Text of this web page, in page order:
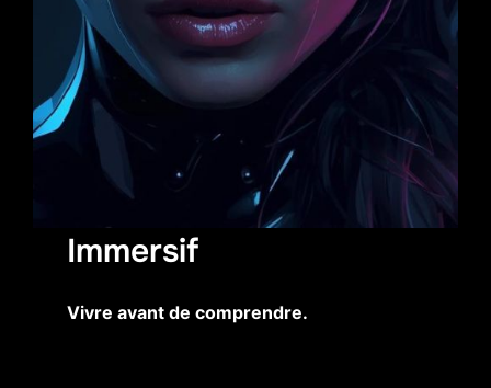
Immersif
Vivre avant de comprendre.